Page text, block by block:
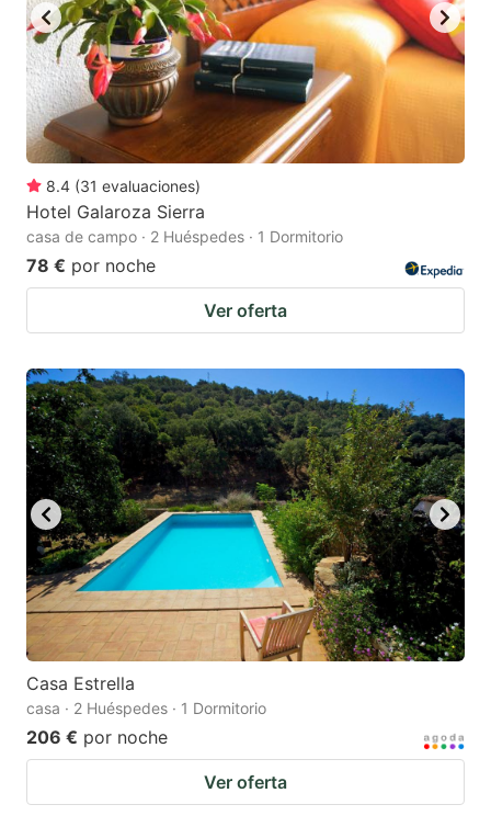
8.4 (31 evaluaciones)
Hotel Galaroza Sierra
casa de campo · 2 Huéspedes · 1 Dormitorio
78 € por noche
Ver oferta
Casa Estrella
casa · 2 Huéspedes · 1 Dormitorio
206 € por noche
Ver oferta